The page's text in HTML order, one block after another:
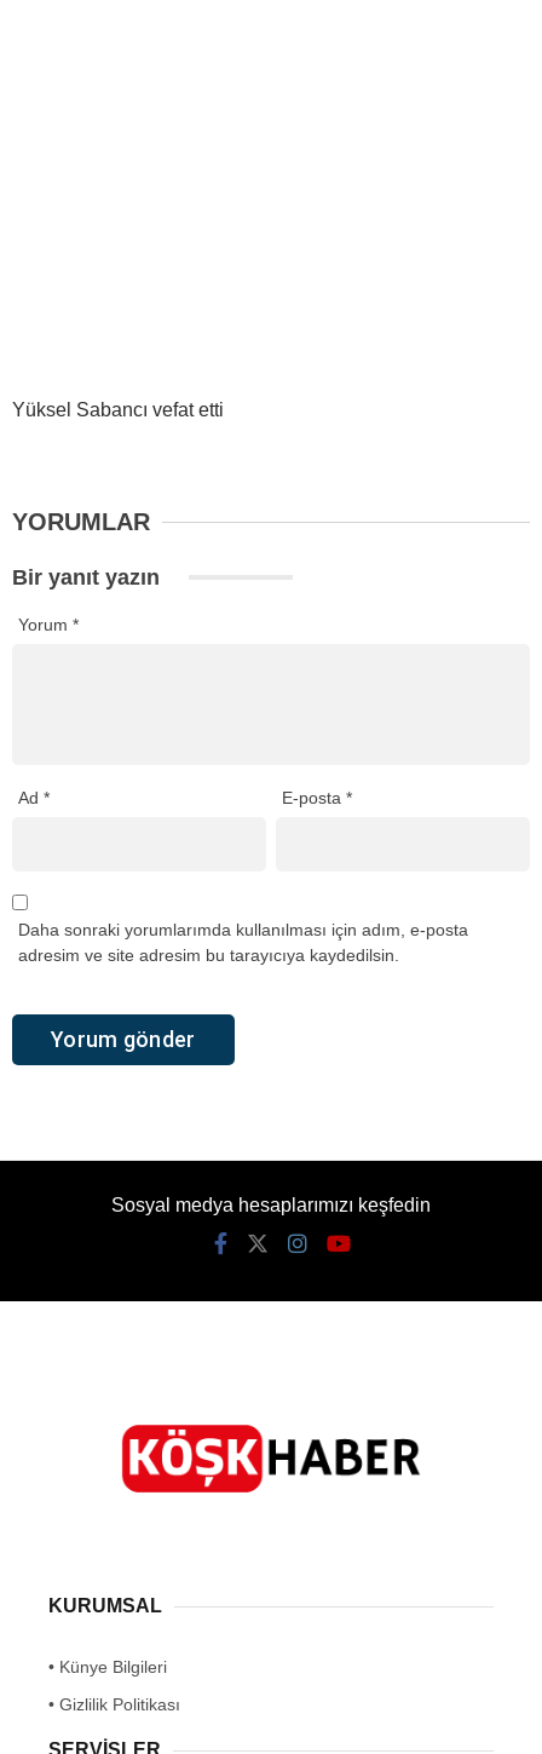
Yüksel Sabancı vefat etti
YORUMLAR
Bir yanıt yazın
Yorum *
Ad * E-posta*
Daha sonraki yorumlarımda kullanılması için adım, e-posta
adresim ve site adresim bu tarayıcıya kaydedilsin.
Sosyal medya hesaplarımızı keşfedin
KURUMSAL
• Künye Bilgileri
• Gizlilik Politikası